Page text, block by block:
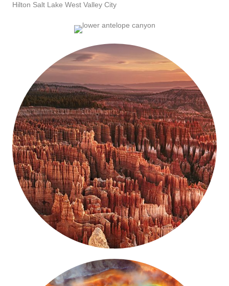
Hilton Salt Lake West Valley City